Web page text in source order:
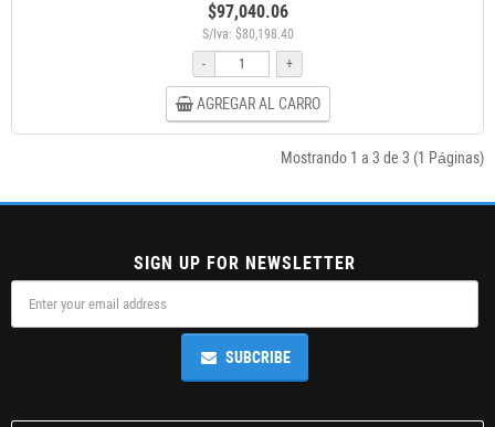
$97,040.06
S/Iva: $80,198.40
-
+
AGREGAR AL CARRO
Mostrando 1 a 3 de 3 (1 Páginas)
SIGN UP FOR NEWSLETTER
SUBCRIBE